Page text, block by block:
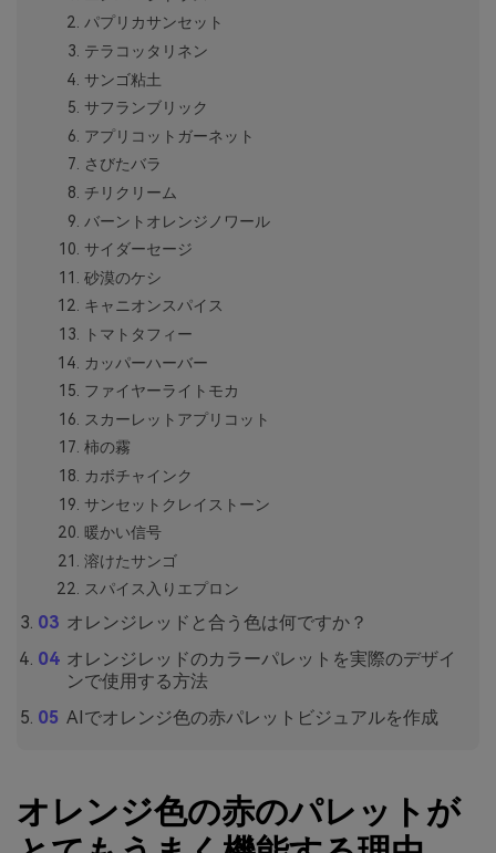
パプリカサンセット
テラコッタリネン
サンゴ粘土
サフランブリック
アプリコットガーネット
さびたバラ
チリクリーム
バーントオレンジノワール
サイダーセージ
砂漠のケシ
キャニオンスパイス
トマトタフィー
カッパーハーバー
ファイヤーライトモカ
スカーレットアプリコット
柿の霧
カボチャインク
サンセットクレイストーン
暖かい信号
溶けたサンゴ
スパイス入りエプロン
オレンジレッドと合う色は何ですか？
オレンジレッドのカラーパレットを実際のデザイ
ンで使用する方法
AIでオレンジ色の赤パレットビジュアルを作成
オレンジ色の赤のパレットが